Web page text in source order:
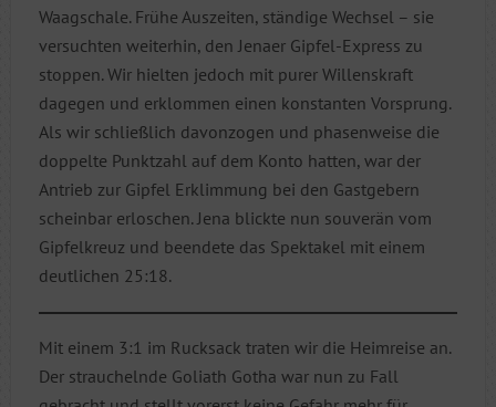
Waagschale. Frühe Auszeiten, ständige Wechsel – sie
versuchten weiterhin, den Jenaer Gipfel-Express zu
stoppen. Wir hielten jedoch mit purer Willenskraft
dagegen und erklommen einen konstanten Vorsprung.
Als wir schließlich davonzogen und phasenweise die
doppelte Punktzahl auf dem Konto hatten, war der
Antrieb zur Gipfel Erklimmung bei den Gastgebern
scheinbar erloschen. Jena blickte nun souverän vom
Gipfelkreuz und beendete das Spektakel mit einem
deutlichen 25:18.
Mit einem 3:1 im Rucksack traten wir die Heimreise an.
Der strauchelnde Goliath Gotha war nun zu Fall